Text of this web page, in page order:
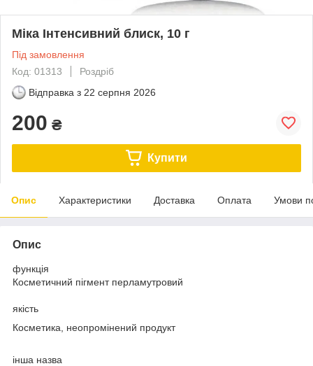
Міка Інтенсивний блиск, 10 г
Під замовлення
Код: 01313
Роздріб
Відправка з 22 серпня 2026
200 ₴
Купити
Опис Характеристики Доставка Оплата Умови
Опис
функція
Косметичний пігмент перламутровий
якість
Косметика, неопромінений продукт
інша назва